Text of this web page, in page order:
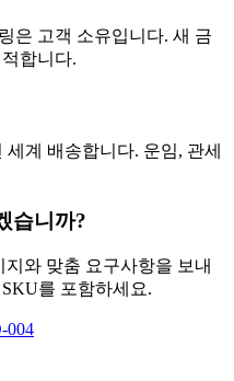
은 고객 소유입니다. 새 금
합니다.
계 배송합니다. 운임, 관세
습니까?
와 맞춤 요구사항을 보내
를 포함하세요.
004